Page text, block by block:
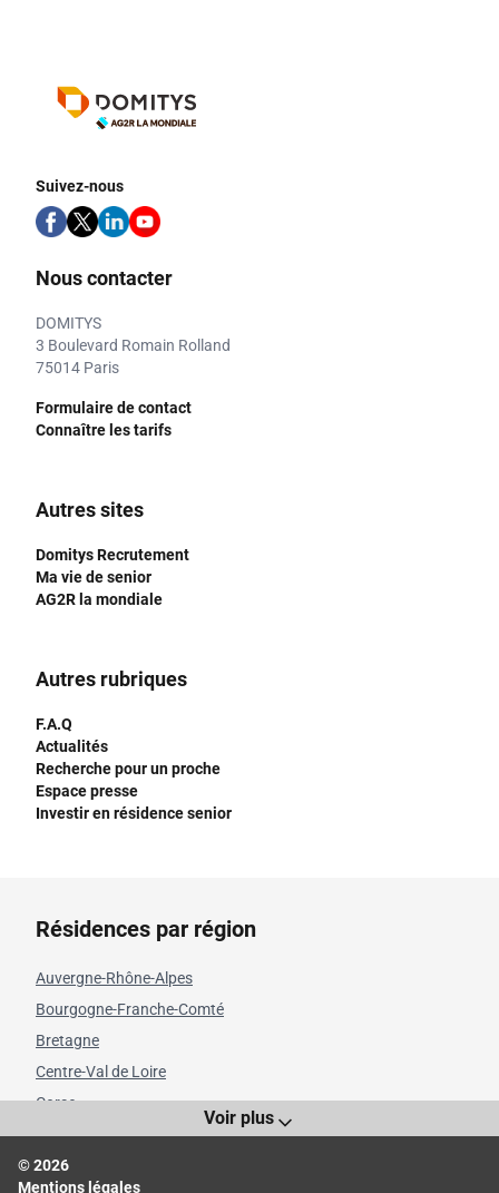
Suivez-nous
Nous contacter
DOMITYS
3 Boulevard Romain Rolland
75014 Paris
Formulaire de contact
Connaître les tarifs
Autres sites
Domitys Recrutement
Ma vie de senior
AG2R la mondiale
Autres rubriques
F.A.Q
Actualités
Recherche pour un proche
Espace presse
Investir en résidence senior
Résidences par région
Auvergne-Rhône-Alpes
Bourgogne-Franche-Comté
Bretagne
Centre-Val de Loire
Corse
Grand Est
Hauts-de-France
Voir plus
© 2026
Mentions légales